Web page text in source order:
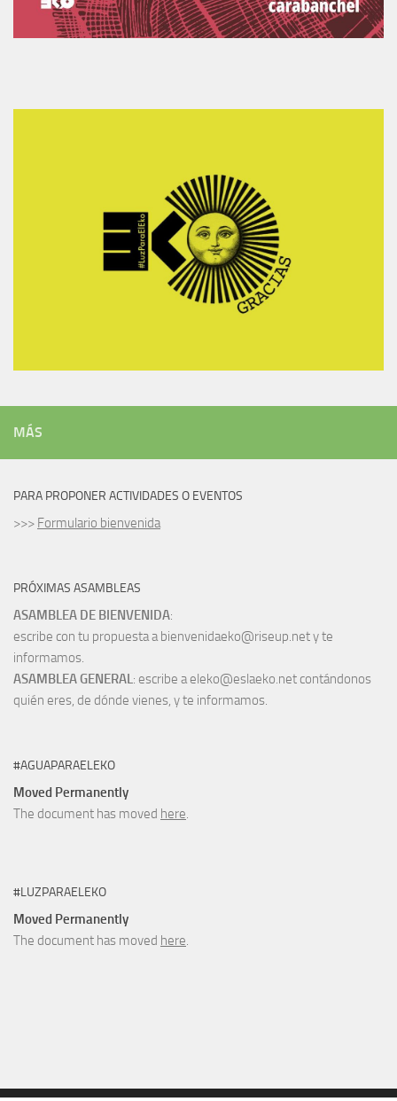
MÁS
PARA PROPONER ACTIVIDADES O EVENTOS
>>> Formulario bienvenida
PRÓXIMAS ASAMBLEAS
ASAMBLEA DE BIENVENIDA:
escribe con tu propuesta a bienvenidaeko@riseup.net y te
informamos.
ASAMBLEA GENERAL: escribe a eleko@eslaeko.net contándonos
quién eres, de dónde vienes, y te informamos.
#AGUAPARAELEKO
Moved Permanently
The document has moved here.
#LUZPARAELEKO
Moved Permanently
The document has moved here.